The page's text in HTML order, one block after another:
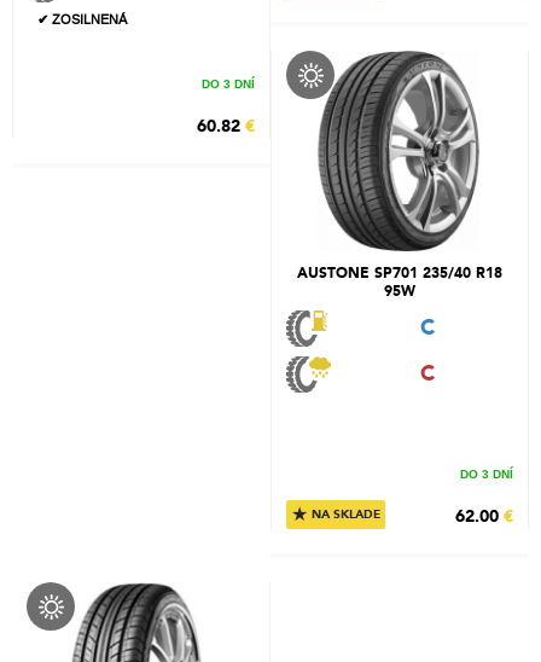
✔ ZOSILNENÁ
DO 3 DNÍ
60.82 €
AUSTONE SP701 235/40 R18
95W
C
C
★ NA SKLADE
DO 3 DNÍ
62.00 €